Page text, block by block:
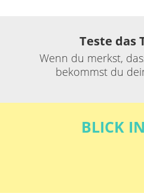
Teste das
Wenn du merkst,
bekommst du
BLICK